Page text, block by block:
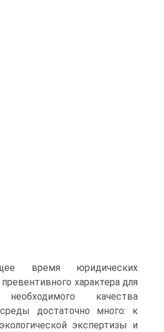
время юридических
характера для
качества
достаточно много: к
экспертизы и